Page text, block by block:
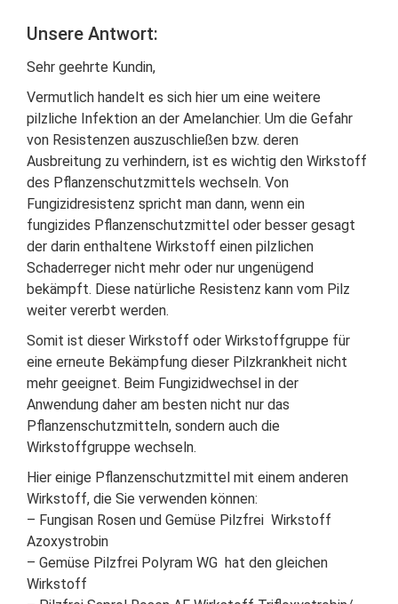
Unsere Antwort:
Sehr geehrte Kundin,
Vermutlich handelt es sich hier um eine weitere
pilzliche Infektion an der Amelanchier. Um die Gefahr
von Resistenzen auszuschließen bzw. deren
Ausbreitung zu verhindern, ist es wichtig den Wirkstoff
des Pflanzenschutzmittels wechseln. Von
Fungizidresistenz spricht man dann, wenn ein
fungizides Pflanzenschutzmittel oder besser gesagt
der darin enthaltene Wirkstoff einen pilzlichen
Schaderreger nicht mehr oder nur ungenügend
bekämpft. Diese natürliche Resistenz kann vom Pilz
weiter vererbt werden.
Somit ist dieser Wirkstoff oder Wirkstoffgruppe für
eine erneute Bekämpfung dieser Pilzkrankheit nicht
mehr geeignet. Beim Fungizidwechsel in der
Anwendung daher am besten nicht nur das
Pflanzenschutzmitteln, sondern auch die
Wirkstoffgruppe wechseln.
Hier einige Pflanzenschutzmittel mit einem anderen
Wirkstoff, die Sie verwenden können:
– Fungisan Rosen und Gemüse Pilzfrei Wirkstoff
Azoxystrobin
– Gemüse Pilzfrei Polyram WG hat den gleichen
Wirkstoff